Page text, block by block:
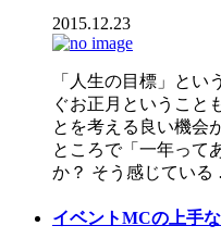
2015.12.23
「人生の目標」とい
ぐお正月ということ
とを考える良い機会
ところで「一年って
か？ そう感じてい
イベントMCの上手な